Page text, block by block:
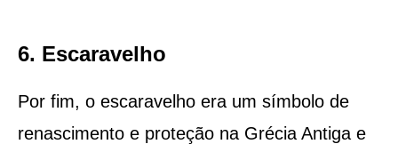
6. Escaravelho
Por fim, o escaravelho era um símbolo de
renascimento e proteção na Grécia Antiga e